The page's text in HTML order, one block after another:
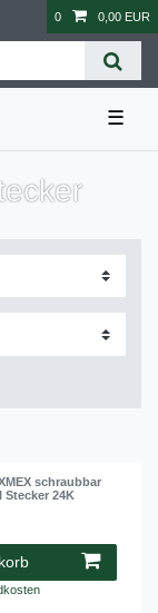
0 0,00 EUR
☰
schraubbar
24K